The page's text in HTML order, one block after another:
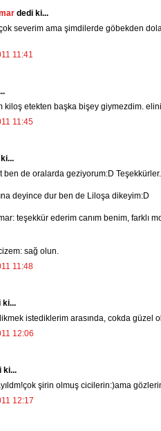
dedi ki...
severim ama şimdilerde göbekden
11:41
kiloş etekten başka bişey giymezdim.
11:45
ben de oralarda geziyorum:D Teşekkürler.
deyince dur ben de Liloşa dikeyim:D
teşekkür ederim canım benim, farklı
sağ olun.
11:48
ki...
istediklerim arasında, cokda güzel
12:06
ki...
şirin olmuş cicilerin:)ama
12:17